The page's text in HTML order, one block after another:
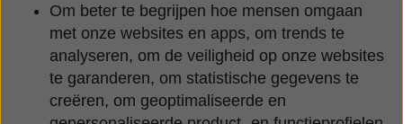
Om beter te begrijpen hoe mensen omgaan
met onze websites en apps, om trends te
analyseren, om de veiligheid op onze websites
te garanderen, om statistische gegevens te
creëren, om geoptimaliseerde en